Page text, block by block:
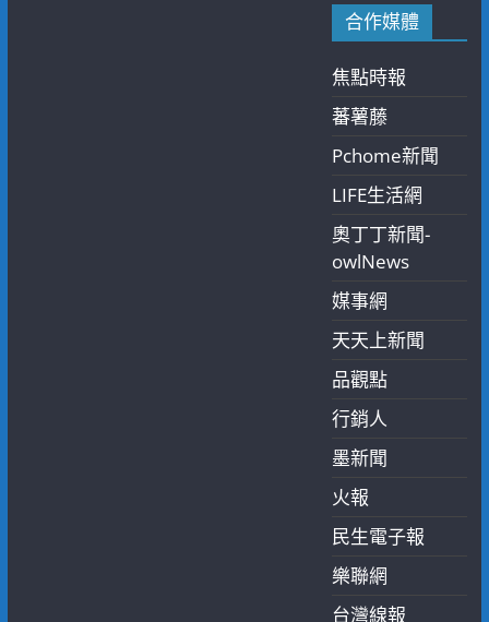
合作媒體
焦點時報
蕃薯藤
Pchome新聞
LIFE生活網
奧丁丁新聞-
owlNews
媒事網
天天上新聞
品觀點
行銷人
墨新聞
火報
民生電子報
樂聯網
台灣線報